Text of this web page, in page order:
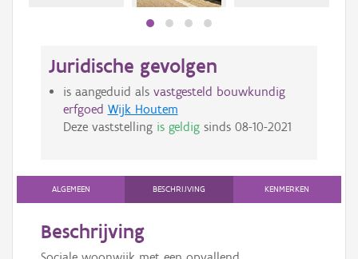
Juridische gevolgen
is aangeduid als vastgesteld bouwkundig
erfgoed Wijk Houtem
Deze vaststelling is geldigsinds 08-10-2021
ALGEMEEN BESCHRIJVING KENMERKEN
Beschrijving